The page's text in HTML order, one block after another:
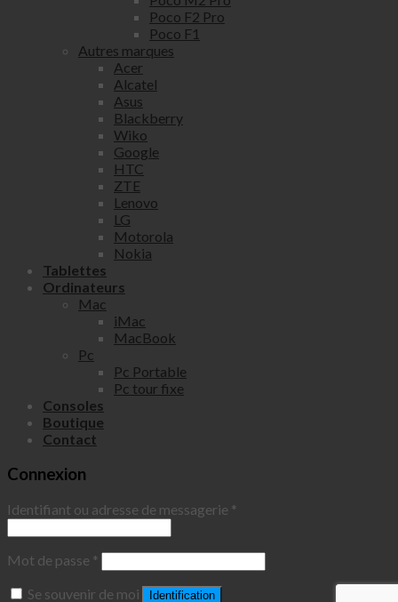
Poco F2 Pro
Poco F1
Autres marques
Acer
Alcatel
Asus
Blackberry
Wiko
Google
HTC
ZTE
Lenovo
LG
Motorola
Nokia
Tablettes
Ordinateurs
Mac
iMac
MacBook
Pc
Pc Portable
Pc tour fixe
Consoles
Boutique
Contact
Connexion
Identifiant ou adresse de messagerie *
Mot de passe *
Se souvenir de moi
Identification